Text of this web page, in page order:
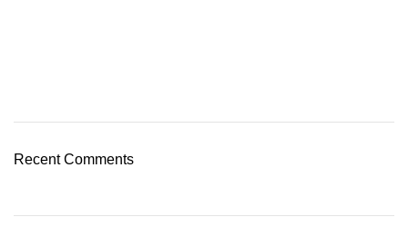
Recent Comments